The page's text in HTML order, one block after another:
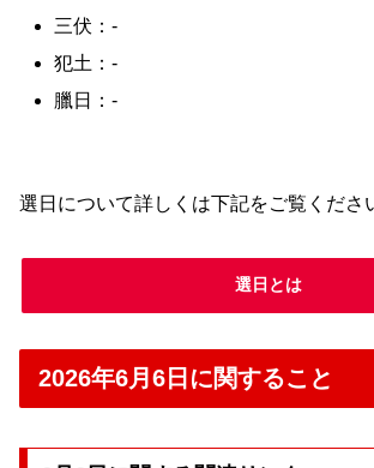
三伏：-
犯土：-
臘日：-
選日について詳しくは下記をご覧くださ
選日とは
2026年6月6日に関すること